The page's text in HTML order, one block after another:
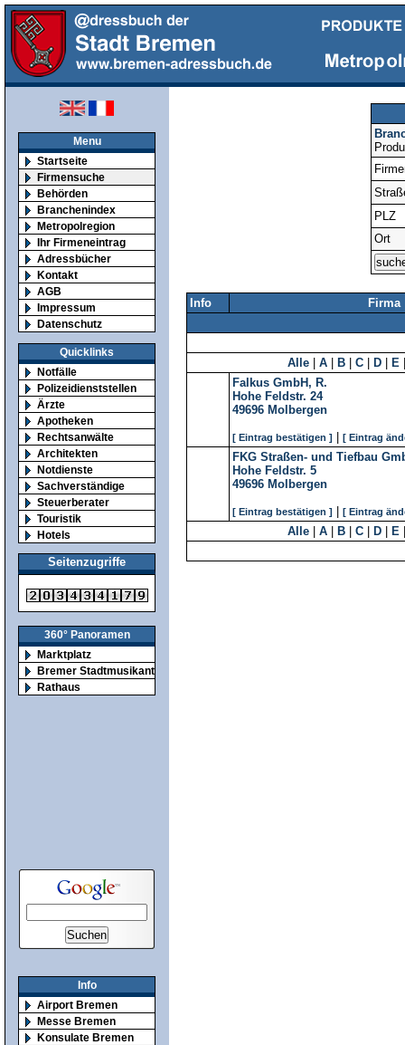
Menu
Startseite
Firmensuche
Behörden
Branchenindex
Metropolregion
Ihr Firmeneintrag
Adressbücher
Kontakt
AGB
Impressum
Datenschutz
Quicklinks
Notfälle
Polizeidienststellen
Ärzte
Apotheken
Rechtsanwälte
Architekten
Notdienste
Sachverständige
Steuerberater
Touristik
Hotels
Seitenzugriffe
360° Panoramen
Marktplatz
Bremer Stadtmusikanten
Rathaus
Info
Airport Bremen
Messe Bremen
Konsulate Bremen
PLZ
Ort
Info Firma
Alle A B C D E
Falkus GmbH, R.
Hohe Feldstr. 24
49696 Molbergen
[ Eintrag bestätigen ] [ Eintrag
FKG Straßen- und Tiefbau
Hohe Feldstr. 5
49696 Molbergen
[ Eintrag bestätigen ] [ Eintrag
Alle A B C D E